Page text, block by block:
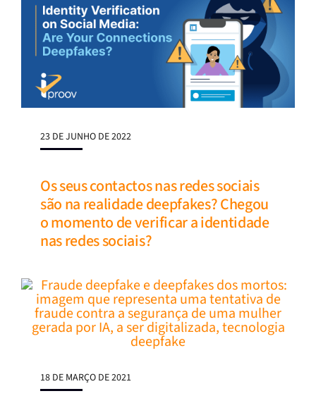
23 DE JUNHO DE 2022
Os seus contactos nas redes sociais
são na realidade deepfakes? Chegou
o momento de verificar a identidade
nas redes sociais?
18 DE MARÇO DE 2021